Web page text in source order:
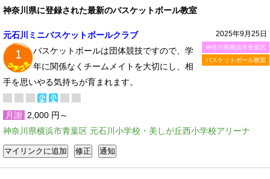
神奈川県に登録された最新のバスケットボール教室
2025年9月25日
神奈川県横浜市青葉区
バスケットボール教室
元石川ミニバスケットボールクラブ
1
バスケットボールは団体競技ですので、学
年に関係なくチームメイトを大切にし、相
手を思いやる気持ちが育まれます。
月謝 2,000 円～
神奈川県横浜市青葉区 元石川小学校・美しが丘西小学校アリーナ